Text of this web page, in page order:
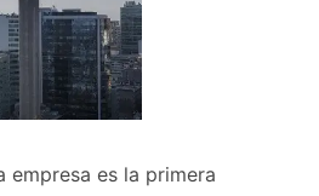
empresa es la primera